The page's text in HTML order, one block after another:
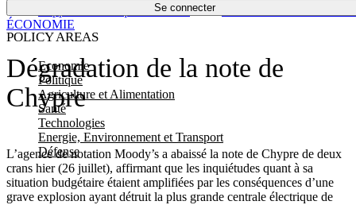
Se connecter
POLICY AREAS
Economie
Politique
Agriculture et Alimentation
Santé
Technologies
Energie, Environnement et Transport
Défense
Économie
Dégradation de la note de
Chypre
L’agence de notation Moody’s a abaissé la note de Chypre de deux
crans hier (26 juillet), affirmant que les inquiétudes quant à sa
situation budgétaire étaient amplifiées par les conséquences d’une
grave explosion ayant détruit la plus grande centrale électrique de
ÉCONOMIE